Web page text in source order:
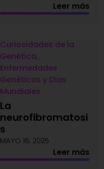
Leer más
Curiosidades de la
Genética,
Enfermedades
Genéticas y Días
Mundiales
La
neurofibromatosi
s
MAYO 16, 2025
Leer más